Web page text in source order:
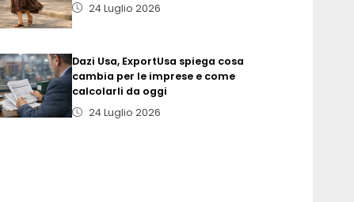
24 Luglio 2026
Dazi Usa, ExportUsa spiega cosa
cambia per le imprese e come
calcolarli da oggi
24 Luglio 2026